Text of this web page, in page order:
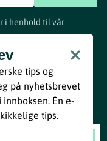
i henhold til vår
tips og
på nyhetsbrevet
Én e-
tips.